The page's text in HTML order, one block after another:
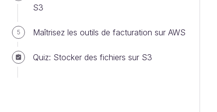
S3
5 Maîtrisez les outils de facturation sur AWS
Quiz: Stocker des fichiers sur S3